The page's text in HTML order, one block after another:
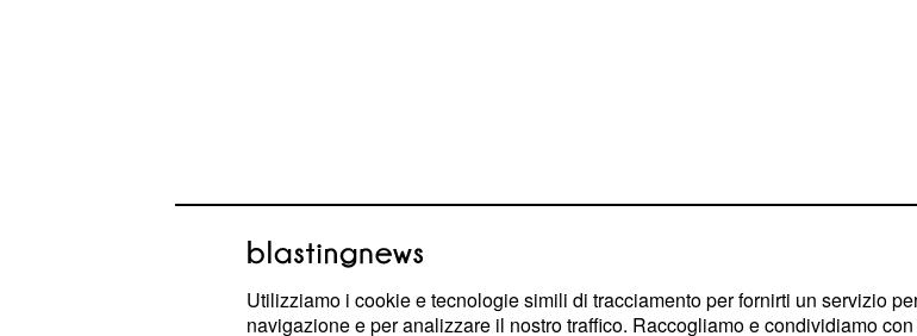
Ma soprattutto si parlerà di
stravolgere il loro presente e lasciare la città per trasferirsi
Utilizziamo i cookie e tecnologie simili di tracciamento per fornirti un servizio
navigazione e per analizzare il nostro traffico. Raccogliamo e condividiamo